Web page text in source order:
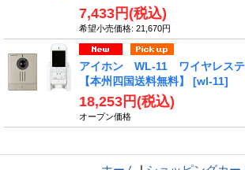
7,433円 (税込)
希望小売価格: 21,670円
アイホン WL-11 ワイヤレステ
【本州四国送料無料】 [wl-11]
18,253円 (税込)
オープン価格